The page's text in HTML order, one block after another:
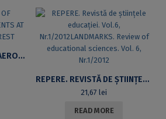
PRACTICAL COURSE OF AEROBICS FOR THE STUDENTS AT UNIVERSITY OF BUCHAREST
REPERE. REVISTĂ DE ȘTIINȚELE EDUCAȚIEI. VOL.6, NR.1/2012LANDMARKS. REVIEW OF EDUCATIONAL SCIENCES. VOL. 6, NR.1/2012
21,67lei
READ MORE